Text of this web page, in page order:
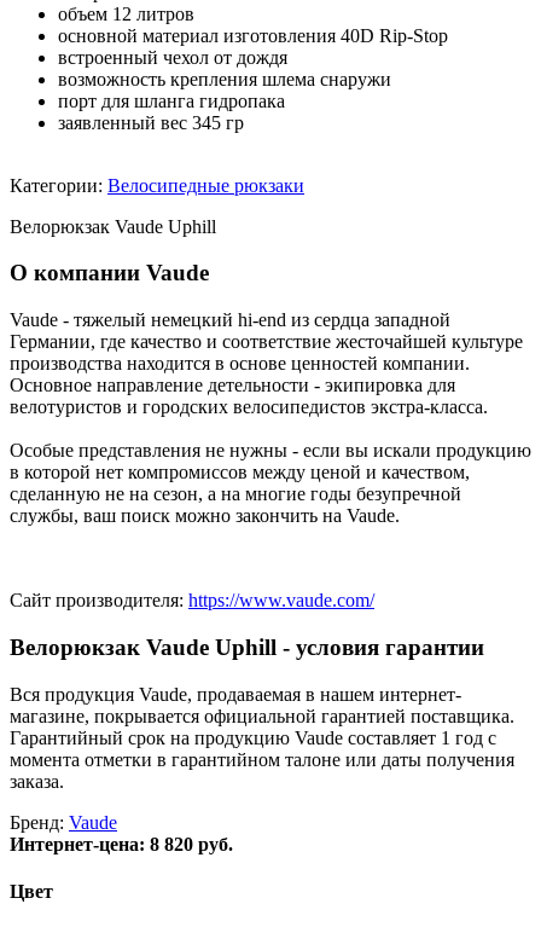
объем 12 литров
основной материал изготовления 40D Rip-Stop
встроенный чехол от дождя
возможность крепления шлема снаружи
порт для шланга гидропака
заявленный вес 345 гр
Категории: Велосипедные рюкзаки
Велорюкзак Vaude Uphill
О компании Vaude
Vaude - тяжелый немецкий hi-end из сердца западной
Германии, где качество и соответствие жесточайшей культуре
производства находится в основе ценностей компании.
Основное направление детельности - экипировка для
велотуристов и городских велосипедистов экстра-класса.
Особые представления не нужны - если вы искали продукцию
в которой нет компромиссов между ценой и качеством,
сделанную не на сезон, а на многие годы безупречной
службы, ваш поиск можно закончить на Vaude.
Сайт производителя: https://www.vaude.com/
Велорюкзак Vaude Uphill - условия гарантии
Вся продукция Vaude, продаваемая в нашем интернет-
магазине, покрывается официальной гарантией поставщика.
Гарантийный срок на продукцию Vaude составляет 1 год с
момента отметки в гарантийном талоне или даты получения
заказа.
Бренд: Vaude
Интернет-цена: 8 820 руб.
Цвет